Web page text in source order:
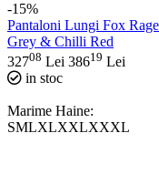
-15%
Pantaloni Lungi Fox
Grey & Chilli Red
32708 Lei 38619 Lei
in stoc
Marime Haine:
SMLXLXXLXXXL